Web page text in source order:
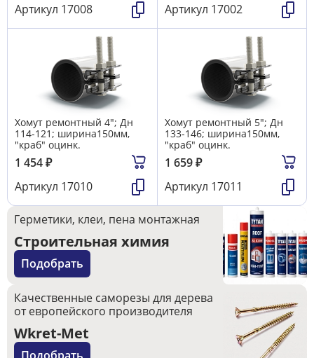
Артикул 17008
Артикул 17002
Хомут ремонтный 4"; Дн
114-121; ширина150мм,
"краб" оцинк.
1 454₽
Артикул 17010
Хомут ремонтный 5"; Дн
133-146; ширина150мм,
"краб" оцинк.
1 659₽
Артикул 17011
Герметики, клеи, пена монтажная
Строительная химия
Подобрать
Качественные саморезы для дерева
от европейского производителя
Wkret-Met